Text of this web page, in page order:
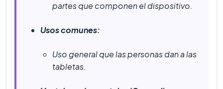
partes que componen el dispositivo.
Usos comunes:
Uso general que las personas dan a las
tabletas.